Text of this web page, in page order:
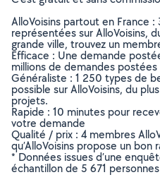
AlloVoisins partout en France
représentées sur AlloVoisins,
grande ville, trouvez un
Efficace : Une demande
millions de demandes postées
Généraliste : 1 250 types de
possible sur AlloVoisins, du
projets.
Rapide : 10 minutes pour
votre demande
Qualité / prix : 4 membres
qu’AlloVoisins propose un
* Données issues d’une
échantillon de 5 671